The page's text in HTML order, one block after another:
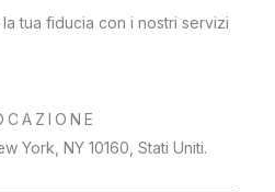
tua fiducia con i nostri servizi
York, NY 10160, Stati Uniti.